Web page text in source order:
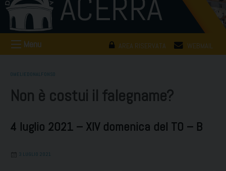
AREA RISERVATA WEBMAIL
Menu
OMELIEDONALFONSO
Non è costui il falegname?
4 luglio 2021 – XIV domenica del TO – B
3 LUGLIO 2021